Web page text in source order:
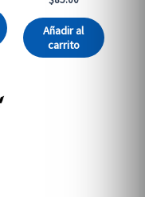
Añadir al
carrito